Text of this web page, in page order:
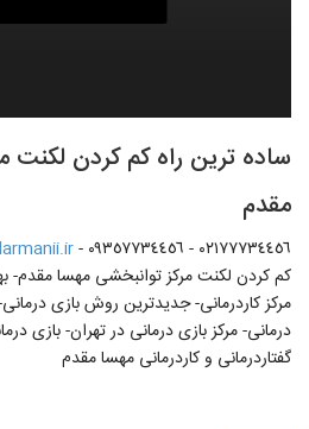
ساده ترین راه کم کردن لکنت
مقدم
٠٢١٧٧٧٣٤٤٥٦ - ٠٩٣٥٧٧٣٤٤٥٦ -
کم کردن لکنت مرکز توانبخشی مهسا مقدم-
مرکز کاردرمانی- جدیدترین روش بازی
درمانی- مرکز بازی درمانی در تهران- بازی
گفتاردرمانی و کاردرمانی مهسا مقدم